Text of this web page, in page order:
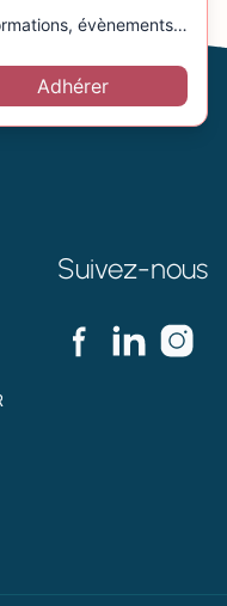
évènements…
Adhérer
Suivez-nous